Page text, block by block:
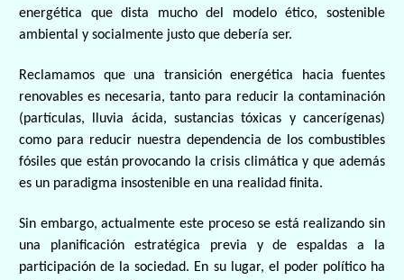
energética que dista mucho del modelo ético, sostenible
ambiental y socialmente justo que debería ser.
Reclamamos que una transición energética hacia fuentes
renovables es necesaria, tanto para reducir la contaminación
(partículas, lluvia ácida, sustancias tóxicas y cancerígenas)
como para reducir nuestra dependencia de los combustibles
fósiles que están provocando la crisis climática y que además
es un paradigma insostenible en una realidad finita.
Sin embargo, actualmente este proceso se está realizando sin
una planificación estratégica previa y de espaldas a la
participación de la sociedad. En su lugar, el poder político ha